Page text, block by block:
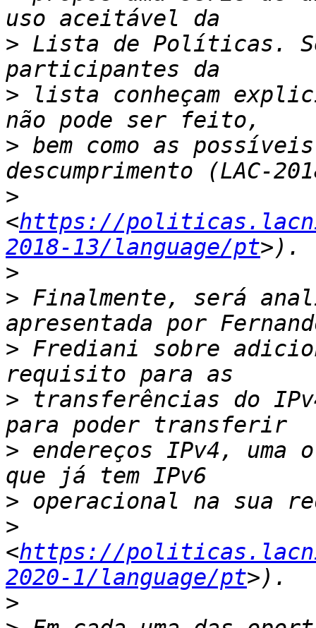
> Lista de Políticas.
> lista conheçam
> bem como as
>
<https://
2018-13/language/pt
>
> Finalmente, será
> Frediani sobre
> transferências do
> endereços IPv4, uma
>
>
<https://
2020-1/language/pt
>